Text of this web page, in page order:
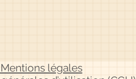
légales